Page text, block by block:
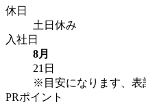
休日
土日休み
入社日
8月
21日
※目安になります、表
PRポイント